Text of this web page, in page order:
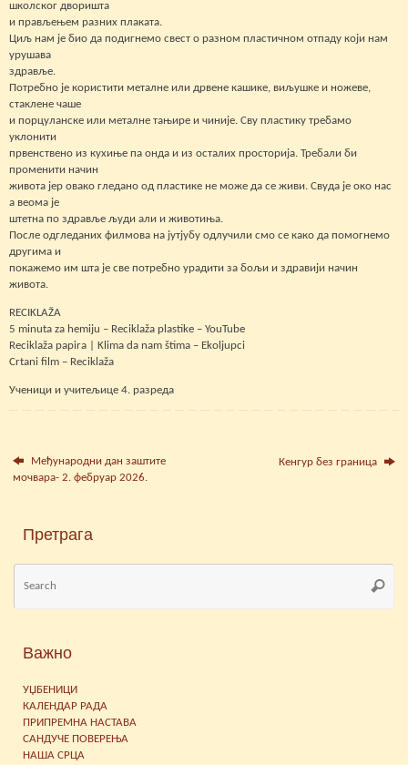
школског дворишта
и прављењем разних плаката.
Циљ нам је био да подигнемо свест о разном пластичном отпаду који нам
урушава
здравље.
Потребно је користити металне или дрвене кашике, виљушке и ножеве,
стаклене чаше
и порцуланске или металне тањире и чиније. Сву пластику требамо
уклонити
првенствено из кухиње па онда и из осталих просторија. Требали би
променити начин
живота јер овако гледано од пластике не може да се живи. Свуда је око нас
а веома је
штетна по здравље људи али и животиња.
После одгледаних филмова на јутјубу одлучили смо се како да помогнемо
другима и
покажемо им шта је све потребно урадити за бољи и здравији начин
живота.
RECIKLAŽA
5 minuta za hemiju – Reciklaža plastike – YouTube
Reciklaža papira | Klima da nam štima – Ekoljupci
Crtani film – Reciklaža
Ученици и учитељице 4. разреда
Међународни дан заштите
мочвара- 2. фебруар 2026.
Кенгур без граница
Претрага
Важно
УЏБЕНИЦИ
КАЛЕНДАР РАДА
ПРИПРЕМНА НАСТАВА
САНДУЧЕ ПОВЕРЕЊА
НАША СРЦА